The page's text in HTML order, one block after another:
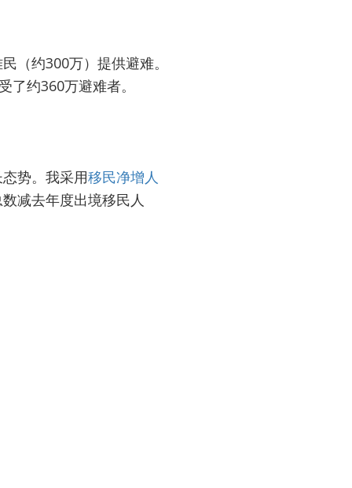
（约300万）提供避难。
约360万避难者。
势。我采用移民净增人
减去年度出境移民人